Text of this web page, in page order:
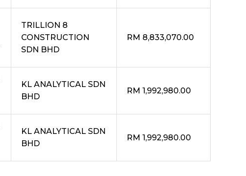
TRILLION 8
CONSTRUCTION
SDN BHD
RM 8,833,070.00
KL ANALYTICAL SDN
BHD
RM 1,992,980.00
KL ANALYTICAL SDN
BHD
RM 1,992,980.00